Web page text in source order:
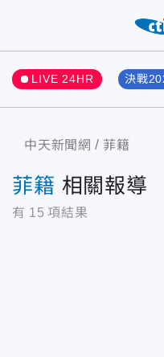
LIVE 24HR 決戰
中天新聞網 菲籍
菲籍 相關報導
有 15 項結果